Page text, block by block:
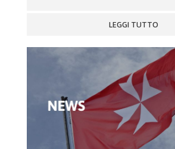
LEGGI TUTTO